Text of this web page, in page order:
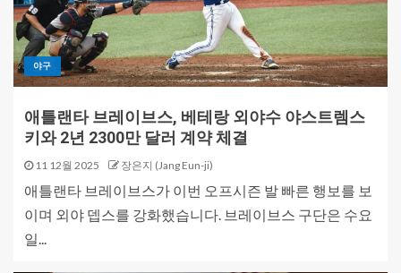
야구
애틀랜타 브레이브스, 베테랑 외야수 야스트렘스
키와 2년 2300만 달러 계약 체결
11 12월 2025 장은지 (Jang Eun-ji)
애틀랜타 브레이브스가 이번 오프시즌 발 빠른 행보를 보
이며 외야 뎁스를 강화했습니다. 브레이브스 구단은 수요
일...